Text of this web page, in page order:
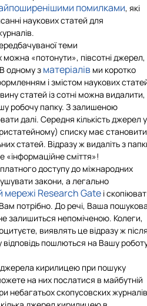
помилками, які
наукових статей для
теми
«потонути», півсотні джерел,
одному з матеріалів ми коротко
і змістом наукових
статей із сотні можна видалити,
робочу папку. З залишеною
далі. Середня кількість джерел у
списку має становити
статей. Відразу ж видаліть з
«інформаційне сміття»!
доступу до міжнародних
закони, а легально
мережі Research Gate і
потрібно. До речі, Ваша
залишиться непоміченою. Колеги,
виявлять це відразу ж
відповідь пошлються на Вашу
кирилицею при пошуку
на них послатися в майбутній
небагатьох скопусовских журналів